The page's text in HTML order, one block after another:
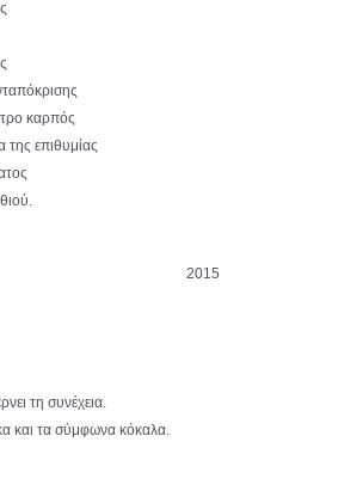
καρπός
της επιθυμίας
2015
τη συνέχεια.
και τα σύμφωνα κόκαλα.